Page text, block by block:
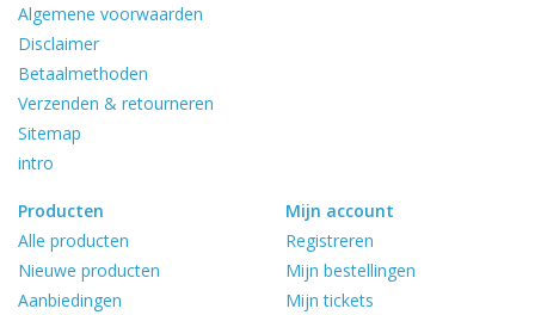
Algemene voorwaarden
Disclaimer
Betaalmethoden
Verzenden & retourneren
Sitemap
intro
Producten
Alle producten
Nieuwe producten
Aanbiedingen
Mijn account
Registreren
Mijn bestellingen
Mijn tickets